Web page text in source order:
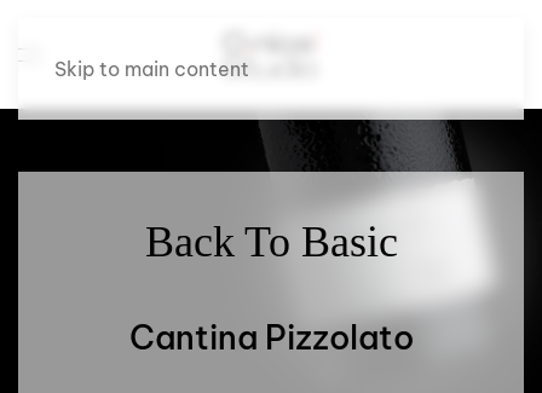
Skip to main content
Back To Basic
Cantina Pizzolato